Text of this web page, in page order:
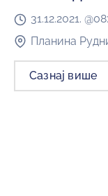
31.12.2021. @
Планина
Сазнај више